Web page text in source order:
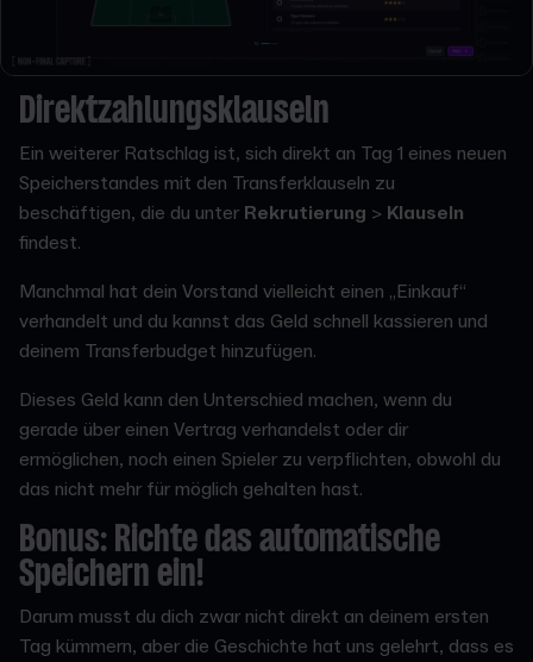
Direktzahlungsklauseln
Ein weiterer Ratschlag ist, sich direkt an Tag 1 eines neuen
Speicherstandes mit den Transferklauseln zu
beschäftigen, die du unter Rekrutierung > Klauseln
findest.
Manchmal hat dein Vorstand vielleicht einen „Einkauf“
verhandelt und du kannst das Geld schnell kassieren und
deinem Transferbudget hinzufügen.
Dieses Geld kann den Unterschied machen, wenn du
gerade über einen Vertrag verhandelst oder dir
ermöglichen, noch einen Spieler zu verpflichten, obwohl du
das nicht mehr für möglich gehalten hast.
Bonus: Richte das automatische
Speichern ein!
Darum musst du dich zwar nicht direkt an deinem ersten
Tag kümmern, aber die Geschichte hat uns gelehrt, dass es